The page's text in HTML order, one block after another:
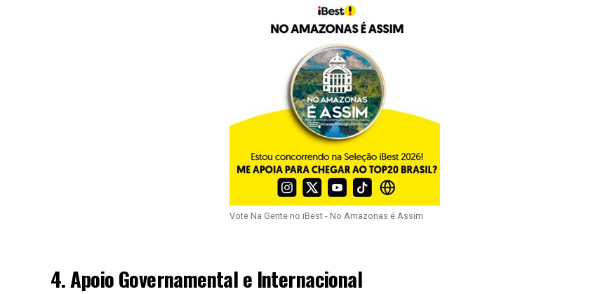
Vote Na Gente no iBest - No Amazonas é Assim
4. Apoio Governamental e Internacional